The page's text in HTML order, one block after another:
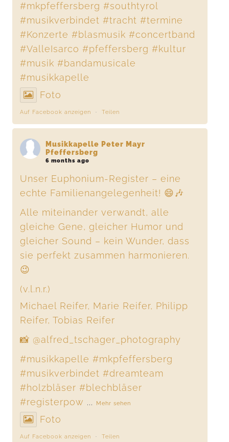
#mkpfeffersberg #southtyrol
#musikverbindet #tracht #termine
#Konzerte #blasmusik #concertband
#ValleIsarco #pfeffersberg #kultur
#musik #bandamusicale
#musikkapelle
Foto
Auf Facebook anzeigen · Teilen
Musikkapelle Peter Mayr
Pfeffersberg
6 months ago
Unser Euphonium-Register – eine
echte Familienangelegenheit! 😄🎶
Alle miteinander verwandt, alle
gleiche Gene, gleicher Humor und
gleicher Sound – kein Wunder, dass
sie perfekt zusammen harmonieren.
😉
(v.l.n.r.)
Michael Reifer, Marie Reifer, Philipp
Reifer, Tobias Reifer
📸 @alfred_tschager_photography
#musikkapelle #mkpfeffersberg
#musikverbindet #dreamteam
#holzbläser #blechbläser
#registerpow ... Mehr sehen
Foto
Auf Facebook anzeigen · Teilen